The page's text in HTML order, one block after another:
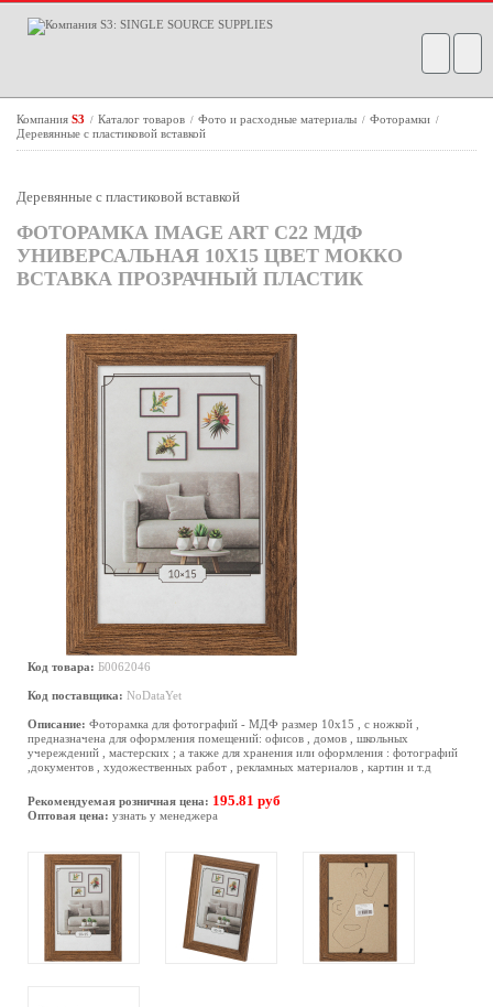
Компания S3 / Каталог товаров / Фото и расходные материалы / Фоторамки /
Деревянные с пластиковой вставкой
Деревянные с пластиковой вставкой
ФОТОРАМКА IMAGE ART С22 МДФ
УНИВЕРСАЛЬНАЯ 10Х15 ЦВЕТ МОККО
ВСТАВКА ПРОЗРАЧНЫЙ ПЛАСТИК
Код товара: Б0062046
Код поставщика: NoDataYet
Описание: Фоторамка для фотографий - МДФ размер 10х15 , с ножкой ,
предназначена для оформления помещений: офисов , домов , школьных
учереждений , мастерских ; а также для хранения или оформления : фотографий
,документов , художественных работ , рекламных материалов , картин и т.д
Рекомендуемая розничная цена: 195.81 руб
Оптовая цена: узнать у менеджера